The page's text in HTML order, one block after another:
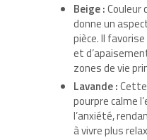
Beige :Couleur
donne un
pièce. Il
et
zones de vie
Lavande :
pourpre calme
l’anxiété,
à vivre plus